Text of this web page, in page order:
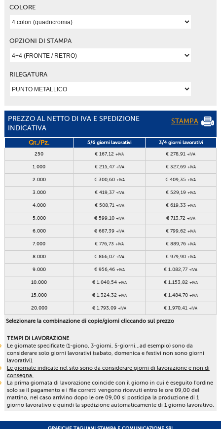
COLORE
OPZIONI DI STAMPA
RILEGATURA
PREZZO AL NETTO DI IVA E SPEDIZIONE
INDICATIVA
STAMPA
Qt./Pz. 5/6 giorni lavorativi 3/4 giorni lavorativi
250 € 167,12+IVA € 278,91+IVA
1.000 € 215,47 +IVA € 327,69 +IVA
2.000 € 300,60 +IVA € 409,35+IVA
3.000 € 419,37 +IVA € 529,19 +IVA
4.000 € 508,71 +IVA € 619,33 +IVA
5.000 € 599,10+IVA € 713,72 +IVA
6.000 € 687,39+IVA € 799,62 +IVA
7.000 € 776,73+IVA € 889,76 +IVA
8.000 € 866,07+IVA € 979,90 +IVA
9.000 € 956,46 +IVA € 1.082,77+IVA
10.000 € 1.040,54 +IVA € 1.153,82 +IVA
15.000 € 1.324,32 +IVA € 1.484,70 +IVA
20.000 € 1.793,09+IVA € 1.970,41+IVA
Selezionare la combinazione di copie/giorni cliccando sul prezzo
TEMPI DI LAVORAZIONE
Le giornate specificate (1-giono, 3-giorni, 5-giorni...ad esempio) sono da
considerare solo giorni lavorativi (sabato, domenica e festivi non sono giorni
lavorativi).
Le giornate indicate nel sito sono da considerare giorni di lavorazione e non di
consegna.
La prima giornata di lavorazione coincide con il giorno in cui è eseguito l'ordine
solo se il pagamento e i file corretti vengono ricevuti entro le ore 09,00 del
mattino, nel caso arrivino dopo le ore 09,00 si posticipa la produzione di 1
giorno lavorativo e quindi la spedizione automaticamente di 1 giorno lavorativo.